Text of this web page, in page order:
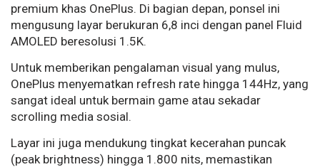
premium khas OnePlus. Di bagian depan, ponsel ini
mengusung layar berukuran 6,8 inci dengan panel Fluid
AMOLED beresolusi 1.5K.
Untuk memberikan pengalaman visual yang mulus,
OnePlus menyematkan refresh rate hingga 144Hz, yang
sangat ideal untuk bermain game atau sekadar
scrolling media sosial.
Layar ini juga mendukung tingkat kecerahan puncak
(peak brightness) hingga 1.800 nits, memastikan